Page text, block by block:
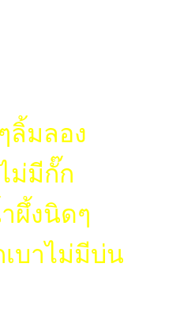
ลิ้มลอง
ม่มีกั๊ก
ผึ้งนิดๆ
บาไม่มีบ่น